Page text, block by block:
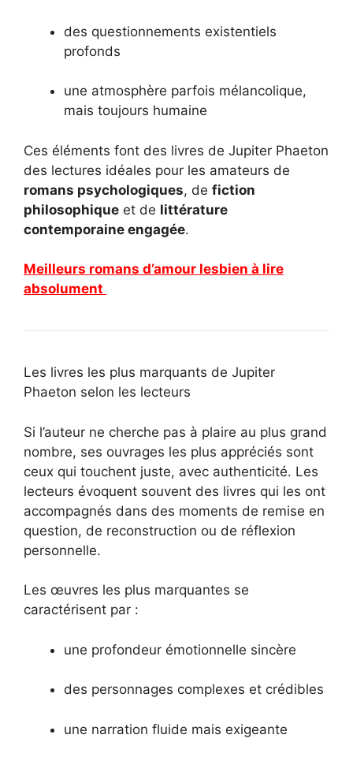
des questionnements existentiels
profonds
une atmosphère parfois mélancolique,
mais toujours humaine
Ces éléments font des livres de Jupiter Phaeton
des lectures idéales pour les amateurs de
romans psychologiques, de fiction
philosophique et de littérature
contemporaine engagée.
Meilleurs romans d’amour lesbien à lire
absolument
Les livres les plus marquants de Jupiter
Phaeton selon les lecteurs
Si l’auteur ne cherche pas à plaire au plus grand
nombre, ses ouvrages les plus appréciés sont
ceux qui touchent juste, avec authenticité. Les
lecteurs évoquent souvent des livres qui les ont
accompagnés dans des moments de remise en
question, de reconstruction ou de réflexion
personnelle.
Les œuvres les plus marquantes se
caractérisent par :
une profondeur émotionnelle sincère
des personnages complexes et crédibles
une narration fluide mais exigeante